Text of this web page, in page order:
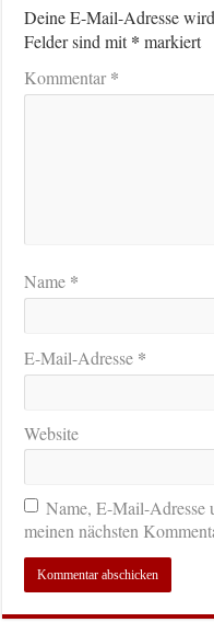
Deine E-Mail-Adresse
Felder sind mit* markiert
Kommentar*
Name *
E-Mail-Adresse *
Website
Name, E-Mail-Adresse
meinen nächsten